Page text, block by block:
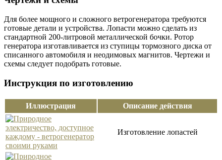
Для более мощного и сложного ветрогенератора требуются
готовые детали и устройства. Лопасти можно сделать из
стандартной 200-литровой металлической бочки. Ротор
генератора изготавливается из ступицы тормозного диска от
списанного автомобиля и неодимовых магнитов. Чертежи и
схемы следует подобрать готовые.
Инструкция по изготовлению
Иллюстрация Описание действия
Изготовление лопастей